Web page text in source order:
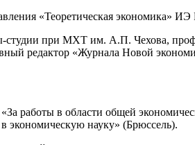
«Теоретическая
студии при МХТ им. А.П. Чехова,
редактор «Журнала Новой
работы в области общей
экономическую науку» (Брюссель).